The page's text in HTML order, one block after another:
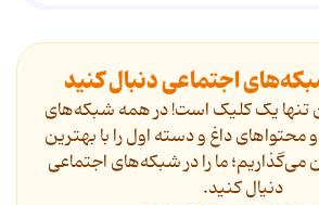
اجتماعی دنبال کنید
تنها یک کلیک است! در همه شبکه‌های
داغ و دسته اول را با بهترین
می‌گذاریم؛ ما را در شبکه‌های اجتماعی
دنیال کنید.